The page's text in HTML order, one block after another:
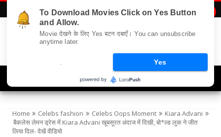
Home Celebs fashion Celebs Oops Moment
Kiara Advani
बैकलेस लेमन ड्रेस में Kiara Advani खूबसूरत अंदाज में दिखी, बो*ल्ड लुक ने जीत
लिया दिल- देखें वीडियो
To Download Movies Click on Yes Button
and Allow.
Movie देखने के लिए Yes बटन दबाएँ। You can unsubscribe
anytime later.
Yes